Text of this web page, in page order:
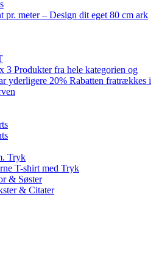
pr. meter – Design dit eget 80 cm ark
3 Produkter fra hele kategorien og
yderligere 20% Rabatten fratrækkes i
Tryk
T-shirt med Tryk
& Søster
& Citater